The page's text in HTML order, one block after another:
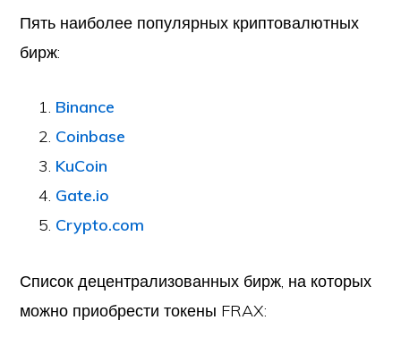
Пять наиболее популярных криптовалютных
бирж:
Binance
Coinbase
KuCoin
Gate.io
Crypto.com
Список децентрализованных бирж, на которых
можно приобрести токены FRAX: